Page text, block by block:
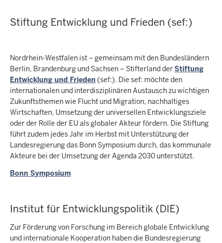
Stiftung Entwicklung und Frieden (sef:)
Nordrhein-Westfalen ist – gemeinsam mit den Bundesländern
Berlin, Brandenburg und Sachsen – Stifterland derStiftung
Entwicklung und Frieden (sef:). Die sef: möchte den
internationalen und interdisziplinären Austausch zu wichtigen
Zukunftsthemen wie Flucht und Migration, nachhaltiges
Wirtschaften, Umsetzung der universellen Entwicklungsziele
oder der Rolle der EU als globaler Akteur fördern. Die Stiftung
führt zudem jedes Jahr im Herbst mit Unterstützung der
Landesregierung das Bonn Symposium durch, das kommunale
Akteure bei der Umsetzung der Agenda 2030 unterstützt.
Bonn Symposium
Institut für Entwicklungspolitik (DIE)
Zur Förderung von Forschung im Bereich globale Entwicklung
und internationale Kooperation haben die Bundesregierung